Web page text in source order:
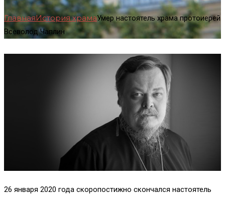
ГлавнаяИстория храмаУмер настоятель храма протоиерей
Всеволод Чаплин
26 января 2020 года скоропостижно скончался настоятель